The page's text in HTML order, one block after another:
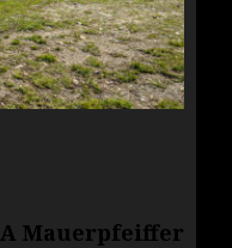
Mauerpfeiffer